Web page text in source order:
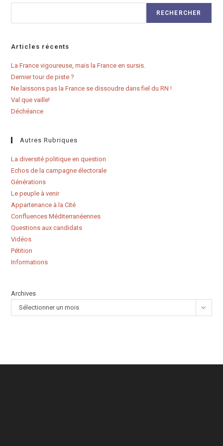
RECHERCHER
Articles récents
La France vigoureuse, mais la France en sursis.
Dernier tour de piste ?
Ne laissons pas la France se dissoudre dans fiel du RN !
Val que vaille!
Déchéance
Autres Rubriques
La diversité politique en question
Echos de la campagne électorale
Générations
Le peuple à venir
Appartenance à la Cité
Confluences Méditerranéennes
Questions aux candidats
Vidéos
Pétition
Informations
Archives
Sélectionner un mois